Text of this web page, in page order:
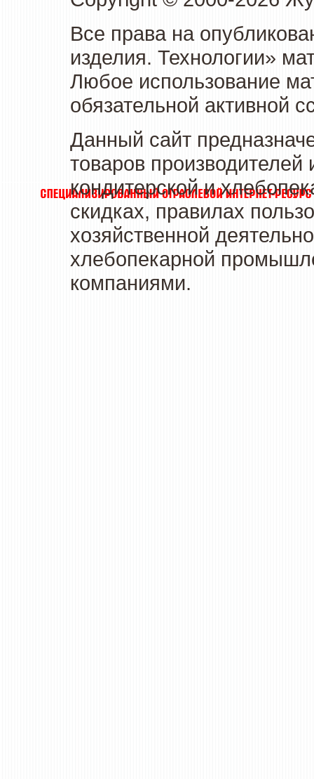
Все права на
изделия. Технологии»
Любое использование
обязательной активной
Данный сайт
товаров
кондитерской и
скидках, правилах
хозяйственной
хлебопекарной
компаниями.